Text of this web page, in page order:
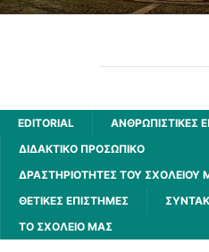
EDITORIAL
ΑΝΘΡΩΠΙΣΤΙΚΈΣ
ΔΙΔΑΚΤΙΚΟ ΠΡΟΣΩΠΙΚΟ
ΔΡΑΣΤΗΡΙΌΤΗΤΕΣ ΤΟΥ ΣΧΟΛΕΊΟΥ
ΘΕΤΙΚΈΣ ΕΠΙΣΤΉΜΕΣ
ΤΟ ΣΧΟΛΕΙΟ ΜΑΣ